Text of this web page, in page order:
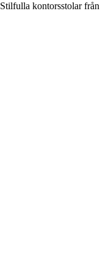
Stilfulla kontorsstolar